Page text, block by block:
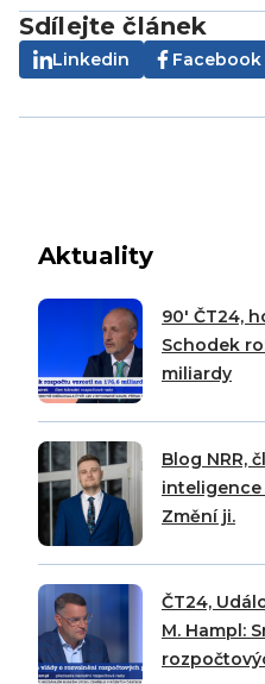
Sdílejte článek
Linkedin Facebook
Aktuality
90′ ČT24,
Schodek
miliardy
Blog NRR,
inteligence
Změní ji.
ČT24,
M. Hampl: